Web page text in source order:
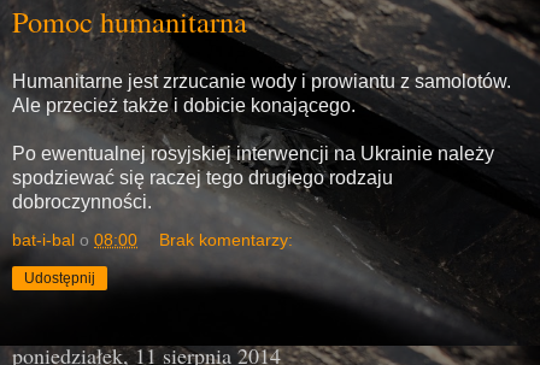
Pomoc humanitarna
Humanitarne jest zrzucanie wody i prowiantu z samolotów.
Ale przecież także i dobicie konającego.
Po ewentualnej rosyjskiej interwencji na Ukrainie należy
spodziewać się raczej tego drugiego rodzaju
dobroczynności.
bat-i-bal o 08:00 Brak komentarzy:
Udostępnij
poniedziałek, 11 sierpnia 2014